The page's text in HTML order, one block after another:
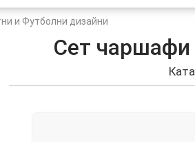
и Футболни дизайни
Сет чаршафи